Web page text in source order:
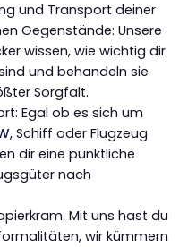
und Transport deiner
Gegenstände: Unsere
wissen, wie wichtig dir
und behandeln sie
Sorgfalt.
Egal ob es sich um
, Schiff oder Flugzeug
dir eine pünktliche
nach
Mit uns hast du
wir kümmern